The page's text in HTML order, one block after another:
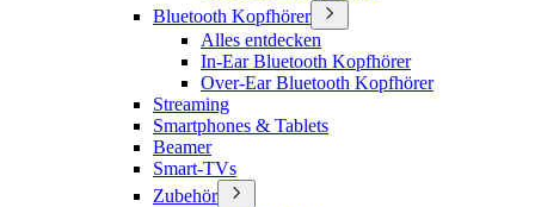
Bluetooth Kopfhörer
Alles entdecken
In-Ear Bluetooth Kopfhörer
Over-Ear Bluetooth Kopfhörer
Streaming
Smartphones & Tablets
Beamer
Smart-TVs
Zubehör